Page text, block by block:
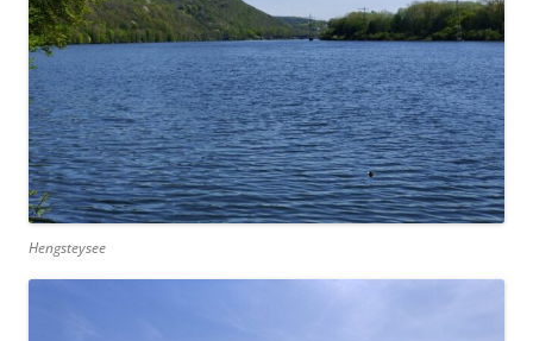
Hengsteysee